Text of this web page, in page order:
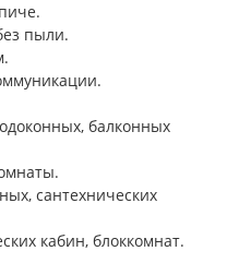
пыли.
балконных
сантехнических
кабин, блоккомнат.